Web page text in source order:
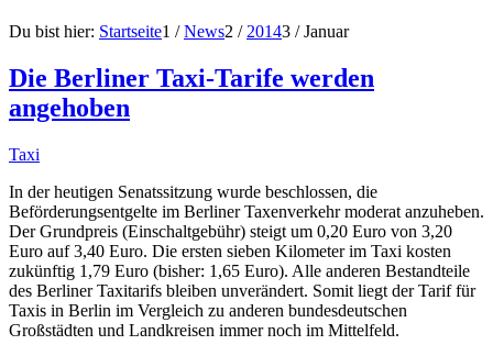
Du bist hier: Startseite1 / News2 / 20143 / Januar
Die Berliner Taxi-Tarife werden
angehoben
Taxi
In der heutigen Senatssitzung wurde beschlossen, die
Beförderungsentgelte im Berliner Taxenverkehr moderat anzuheben.
Der Grundpreis (Einschaltgebühr) steigt um 0,20 Euro von 3,20
Euro auf 3,40 Euro. Die ersten sieben Kilometer im Taxi kosten
zukünftig 1,79 Euro (bisher: 1,65 Euro). Alle anderen Bestandteile
des Berliner Taxitarifs bleiben unverändert. Somit liegt der Tarif für
Taxis in Berlin im Vergleich zu anderen bundesdeutschen
Großstädten und Landkreisen immer noch im Mittelfeld.